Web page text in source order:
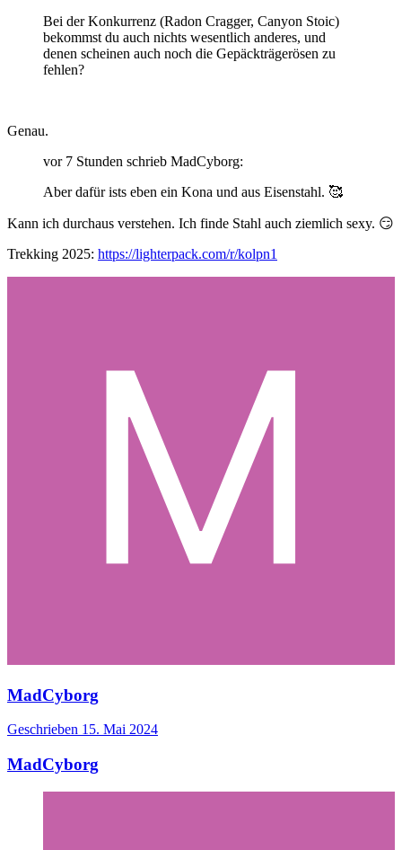
Bei der Konkurrenz (Radon Cragger, Canyon Stoic)
bekommst du auch nichts wesentlich anderes, und
denen scheinen auch noch die Gepäckträgerösen zu
fehlen?
Genau.
vor 7 Stunden schrieb MadCyborg:
Aber dafür ists eben ein Kona und aus Eisenstahl. 🥰
Kann ich durchaus verstehen. Ich finde Stahl auch ziemlich sexy. 😏
Trekking 2025: https://lighterpack.com/r/kolpn1
MadCyborg
Geschrieben 15. Mai 2024
MadCyborg